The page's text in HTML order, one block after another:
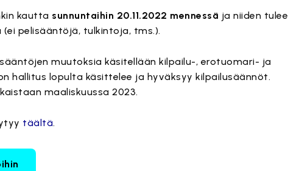
kautta sunnuntaihin 20.11.2022 mennessä ja niiden tulee
pelisääntöjä, tulkintoja, tms.).
muutoksia käsitellään kilpailu-, erotuomari- ja
hallitus lopulta käsittelee ja hyväksyy kilpailusäännöt.
maaliskuussa 2023.
täältä.